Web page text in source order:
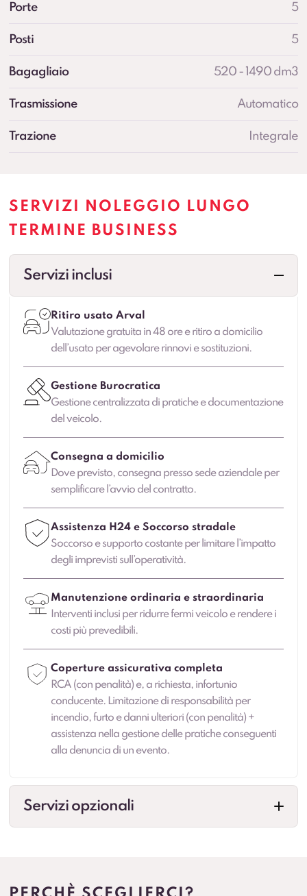
Porte 5
Posti 5
Bagagliaio 520 - 1490 dm3
Trasmissione Automatico
Trazione Integrale
SERVIZI NOLEGGIO LUNGO
TERMINE BUSINESS
Servizi inclusi
Ritiro usato Arval
Valutazione gratuita in 48 ore e ritiro a domicilio
dell’usato per agevolare rinnovi e sostituzioni.
Gestione Burocratica
Gestione centralizzata di pratiche e documentazione
del veicolo.
Consegna a domicilio
Dove previsto, consegna presso sede aziendale per
semplificare l’avvio del contratto.
Assistenza H24 e Soccorso stradale
Soccorso e supporto costante per limitare l’impatto
degli imprevisti sull’operatività.
Manutenzione ordinaria e straordinaria
Interventi inclusi per ridurre fermi veicolo e rendere i
costi più prevedibili.
Coperture assicurativa completa
RCA (con penalità) e, a richiesta, infortunio
conducente. Limitazione di responsabilità per
incendio, furto e danni ulteriori (con penalità) +
assistenza nella gestione delle pratiche conseguenti
alla denuncia di un evento.
Servizi opzionali